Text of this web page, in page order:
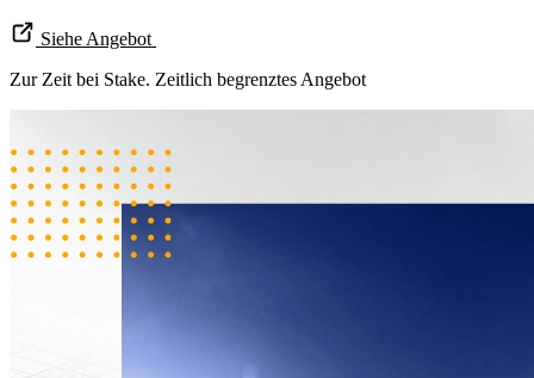
Siehe Angebot
Zur Zeit bei Stake. Zeitlich begrenztes Angebot